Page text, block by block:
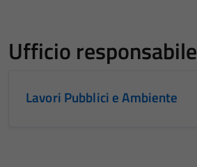
Ufficio responsabile
Lavori Pubblici e Ambiente